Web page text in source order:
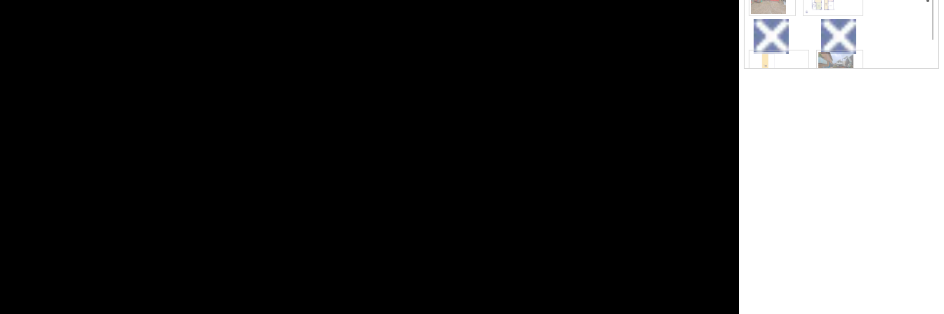
でお困りのことがありましたら、0120-
777-026からハウスコンシェルジュまで
お電話ください(*´ω`*)
外観 間取り